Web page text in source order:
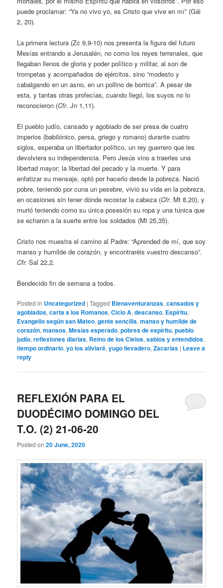
puede proclamar: “Ya no vivo yo, es Cristo que vive en mí” (Gál
2, 20).
La primera lectura (Zc 9,9-10) nos presenta la figura del futuro
Mesías entrando a Jerusalén, no como los reyes terrenales, que
llegaban llenos de gloria y poder político y militar, al son de
trompetas y acompañados de ejércitos, sino “modesto y
cabalgando en un asno, en un pollino de borrica”. A pesar de
esta, y tantas otras profecías, cuando llegó, los suyos no lo
reconocieron (Cfr. Jn 1,11).
El pueblo judío, cansado y agobiado de ser presa de cuatro
imperios (babilónico, persa, griego y romano) durante cuatro
siglos, esperaba un libertador político, un rey guerrero que les
devolviera su independencia. Pero Jesús vino a traerles una
libertad mayor; la libertad del pecado y la muerte. Y para
enfatizar su mensaje, optó por hacerlo desde la pobreza. Nació
pobre, teniendo por cuna un pesebre, vivió su vida en la pobreza,
en ocasiones sin tener dónde recostar la cabeza (Cfr. Mt 8,20), y
murió teniendo como su única posesión su ropa y una túnica que
se echaron a la suerte entre los soldados (Mt 25,35).
Cristo nos muestra el camino al Padre: “Aprended de mí, que soy
manso y humilde de corazón, y encontraréis vuestro descanso”.
Cfr. Sal 22,2.
Bendecido fin de semana a todos.
Posted in Uncategorized |Tagged Bienaventuranzas,cansados y
agobiados,carta a los Romanos,Ciclo A,descanso, Espíritu,
Evangelio según san Mateo,gente sencilla,manso y humilde de
corazón,mansos,Mesías esperado,pobres de espíritu,pueblo
judío,reflexiones diarias, Reino de los Cielos,sabios y entendidos,
tiempo ordinario,yo los aliviaré,yugo llevadero,Zacarías | Leave a
reply
REFLEXIÓN PARA EL
DUODÉCIMO DOMINGO DEL
T.O. (2) 21-06-20
Posted on20 June, 2020